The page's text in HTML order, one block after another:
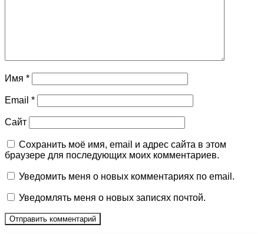
Имя *
Email *
Сайт
Сохранить моё имя, email и адрес сайта в этом
браузере для последующих моих комментариев.
Уведомить меня о новых комментариях по email.
Уведомлять меня о новых записях почтой.